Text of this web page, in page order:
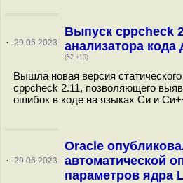
· 29.06.2023
Выпуск cppcheck
анализатора
(52 +13)
Вышла новая версия
cppcheck 2.11, позволяющего
ошибок в коде на языках Си и
· 29.06.2023
Oracle
автоматической
параметров ядра